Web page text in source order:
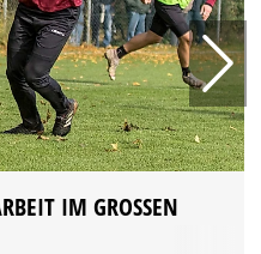
IM GROSSEN G